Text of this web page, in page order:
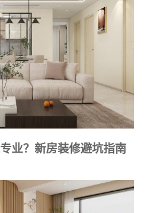
业？新房装修避坑指南